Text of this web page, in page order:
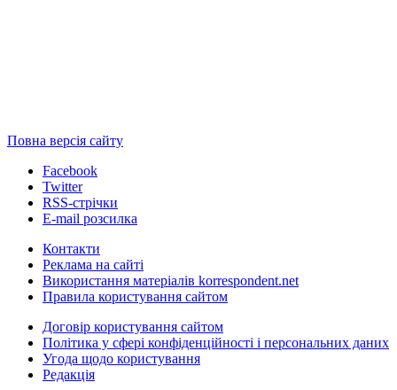
Повна версія сайту
Facebook
Twitter
RSS-стрічки
E-mail розсилка
Контакти
Реклама на сайті
Використання матеріалів korrespondent.net
Правила користування сайтом
Договір користування сайтом
Політика у сфері конфіденційності і персональних даних
Угода щодо користування
Редакція